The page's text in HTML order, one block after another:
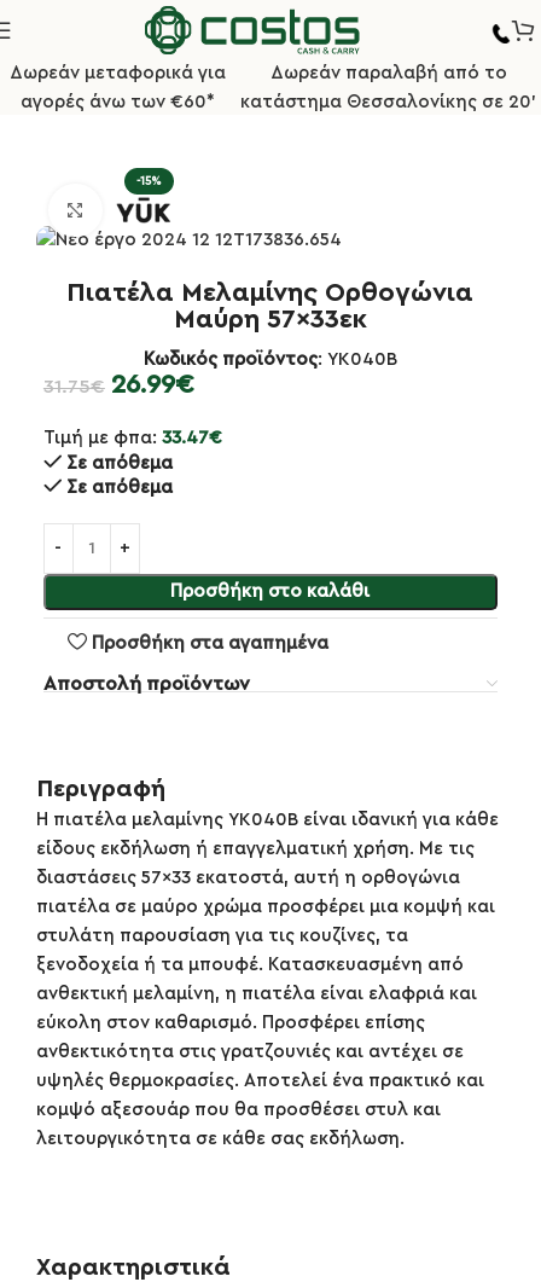
Δωρεάν μεταφορικά για
αγορές άνω των €60*
Δωρεάν παραλαβή από το
κατάστημα Θεσσαλονίκης σε 20'
Αρχική σελίδα Επιτραπέζια Είδη Σκεύη Μελαμίνης
-15%
Κλικ για μεγέθυνση
Πιατέλα Μελαμίνης Ορθογώνια
Μαύρη 57×33εκ
Κωδικός προϊόντος: YK040B
31.75€ 26.99€
Τιμή με φπα: 33.47€
Σε απόθεμα
Σε απόθεμα
Προσθήκη στο καλάθι
Προσθήκη στα αγαπημένα
Αποστολή προϊόντων
Περιγραφή
Η πιατέλα μελαμίνης YK040B είναι ιδανική για κάθε
είδους εκδήλωση ή επαγγελματική χρήση. Με τις
διαστάσεις 57×33 εκατοστά, αυτή η ορθογώνια
πιατέλα σε μαύρο χρώμα προσφέρει μια κομψή και
στυλάτη παρουσίαση για τις κουζίνες, τα
ξενοδοχεία ή τα μπουφέ. Κατασκευασμένη από
ανθεκτική μελαμίνη, η πιατέλα είναι ελαφριά και
εύκολη στον καθαρισμό. Προσφέρει επίσης
ανθεκτικότητα στις γρατζουνιές και αντέχει σε
υψηλές θερμοκρασίες. Αποτελεί ένα πρακτικό και
κομψό αξεσουάρ που θα προσθέσει στυλ και
λειτουργικότητα σε κάθε σας εκδήλωση.
Χαρακτηριστικά